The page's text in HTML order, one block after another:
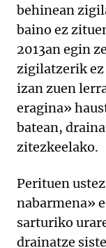
behinean
baino ez
2013an egin
zigilatzerik
izan zuen
eragina»
batean,
zitezkeelako.
Perituen
nabarmena»
sarturiko
drainatze